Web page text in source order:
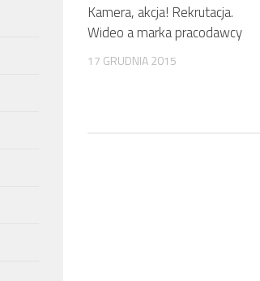
Kamera, akcja! Rekrutacja.
Wideo a marka pracodawcy
17 GRUDNIA 2015